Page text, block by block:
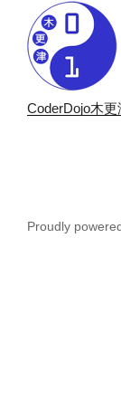
CoderDojo木更
Proudly